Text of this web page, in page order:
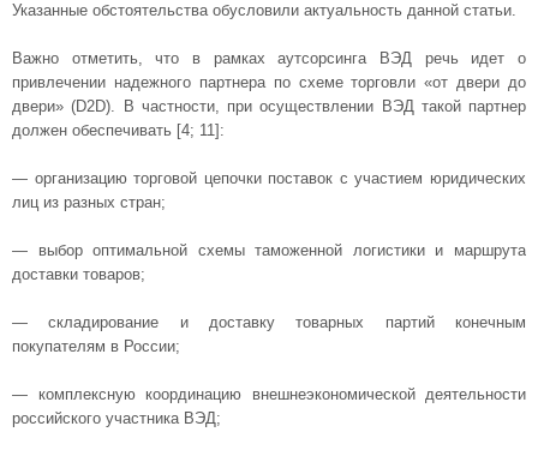
Указанные обстоятельства обусловили актуальность данной статьи.
Важно отметить, что в рамках аутсорсинга ВЭД речь идет о
привлечении надежного партнера по схеме торговли «от двери до
двери» (D2D). В частности, при осуществлении ВЭД такой партнер
должен обеспечивать [4; 11]:
— организацию торговой цепочки поставок с участием юридических
лиц из разных стран;
— выбор оптимальной схемы таможенной логистики и маршрута
доставки товаров;
— складирование и доставку товарных партий конечным
покупателям в России;
— комплексную координацию внешнеэкономической деятельности
российского участника ВЭД;